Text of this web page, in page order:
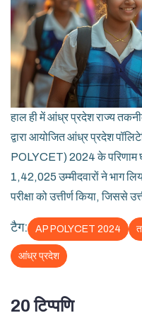
हाल ही में आंध्र प्रदेश राज्य
द्वारा आयोजित आंध्र प्रदेश
POLYCET) 2024 के परिणाम
1,42,025 उम्मीदवारों ने भाग
परीक्षा को उत्तीर्ण किया, जिससे
टैग: AP POLYCET 2024
आंध्र प्रदेश
20 टिप्पणि